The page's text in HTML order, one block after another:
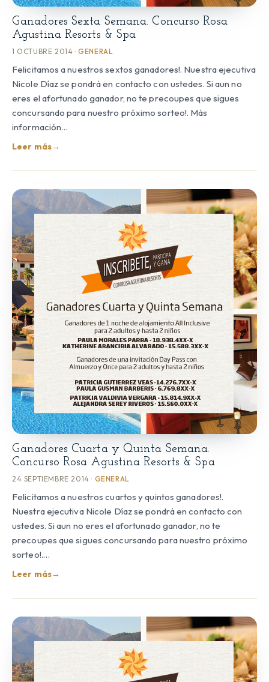
Ganadores Sexta Semana. Concurso Rosa
Agustina Resorts & Spa
1 OCTUBRE 2014 ·GENERAL
Felicitamos a nuestros sextos ganadores!. Nuestra ejecutiva
Nicole Díaz se pondrá en contacto con ustedes. Si aun no
eres el afortunado ganador, no te precoupes que sigues
concursando para nuestro próximo sorteo!. Más
información…
Leer más→
Ganadores Cuarta y Quinta Semana.
Concurso Rosa Agustina Resorts & Spa
24 SEPTIEMBRE 2014 · GENERAL
Felicitamos a nuestros cuartos y quintos ganadores!.
Nuestra ejecutiva Nicole Díaz se pondrá en contacto con
ustedes. Si aun no eres el afortunado ganador, no te
precoupes que sigues concursando para nuestro próximo
sorteo!.…
Leer más→